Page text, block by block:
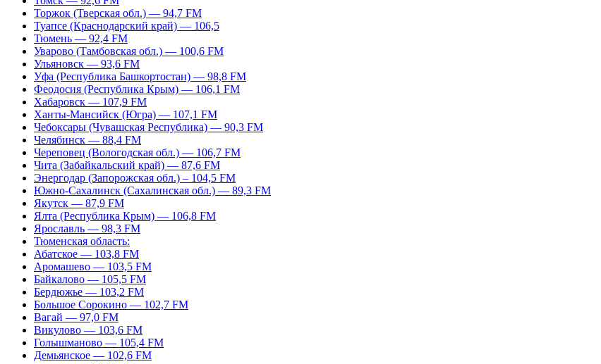
Торжок (Тверская обл.) — 94,7 FM
Туапсе (Краснодарский край) — 106,5
Тюмень — 92,4 FM
Уварово (Тамбовская обл.) — 100,6 FM
Ульяновск — 93,6 FM
Уфа (Республика Башкортостан) — 98,8 FM
Феодосия (Республика Крым) — 106,1 FM
Хабаровск — 107,9 FM
Ханты-Мансийск (Югра) — 107,1 FM
Чебоксары (Чувашская Республика) — 90,3 FM
Челябинск — 88,4 FM
Череповец (Вологодская обл.) — 106,7 FM
Чита (Забайкальский край) — 87,6 FM
Энергодар (Запорожская обл.) – 104,5 FM
Южно-Сахалинск (Сахалинская обл.) — 89,3 FM
Якутск — 87,9 FM
Ялта (Республика Крым) — 106,8 FM
Ярославль — 98,3 FM
Тюменская область:
Абатское — 103,8 FM
Аромашево — 103,5 FM
Байкалово — 105,5 FM
Бердюжье — 103,2 FM
Большое Сорокино — 102,7 FM
Вагай — 97,0 FM
Викулово — 103,6 FM
Голышманово — 105,4 FM
Демьянское — 102,6 FM